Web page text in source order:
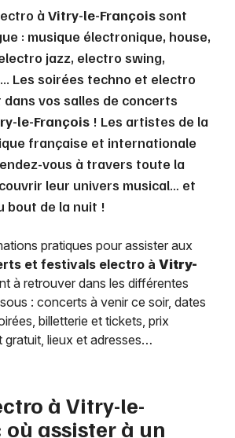
à Vitry-le-Françoissont
: musique électronique, house,
jazz, electro swing,
Les soirées techno et electro
vos salles de concerts
le-François ! Les artistes de la
française et internationale
vous à travers toute la
leur univers musical… et
bout de la nuit !
pratiques pour assister aux
et festivals electro à Vitry-
à retrouver dans les différentes
: concerts à venir ce soir, dates
billetterie et tickets, prix
lieux et adresses…
à Vitry-le-
où assister à un